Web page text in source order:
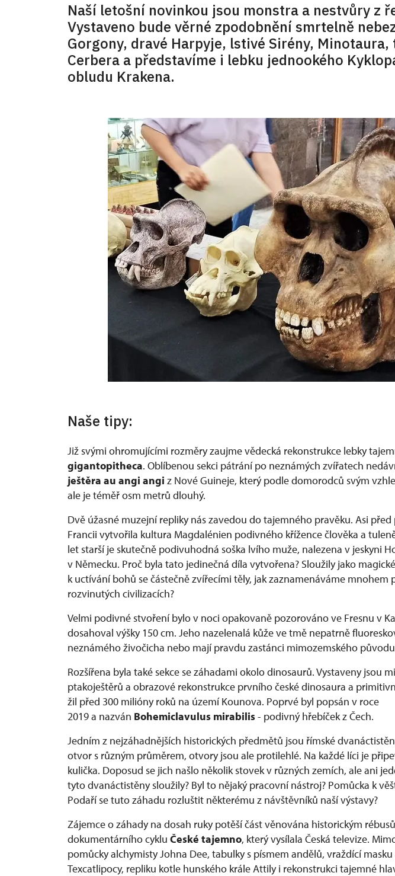
Naší letošní novinkou jsou monstra a nestvůry z
Vystaveno bude věrné zpodobnění smrtelně
Gorgony, dravé Harpyje, lstivé Sirény,
Cerbera a představíme i lebku jednookého
obludu Krakena.
Naše tipy:
Již svými ohromujícími rozměry zaujme vědecká rekonstrukce lebky
gigantopitheca. Oblíbenou sekci pátrání po neznámých zvířatech
ještěra au angi angi z Nové Guineje, který podle domorodců svým
ale je téměř osm metrů dlouhý.
Dvě úžasné muzejní repliky nás zavedou do tajemného pravěku. Asi
Francii vytvořila kultura Magdalénien podivného křížence člověka a
let starší je skutečně podivuhodná soška lvího muže, nalezena v jeskyni
v Německu. Proč byla tato jedinečná díla vytvořena? Sloužily jako
k uctívání bohů se částečně zvířecími těly, jak zaznamenáváme mnohem
rozvinutých civilizacích?
Velmi podivné stvoření bylo v noci opakovaně pozorováno ve Fresnu v
dosahoval výšky 150 cm. Jeho nazelenalá kůže ve tmě nepatrně
neznámého živočicha nebo mají pravdu zastánci mimozemského
Rozšířena byla také sekce se záhadami okolo dinosaurů. Vystaveny jsou
ptakoještěrů a obrazové rekonstrukce prvního české dinosaura a
žil před 300 milióny roků na území Kounova. Poprvé byl popsán v roce
2019 a nazván Bohemiclavulus mirabilis- podivný hřebíček z Čech.
Jedním z nejzáhadnějších historických předmětů jsou římské
otvor s různým průměrem, otvory jsou ale protilehlé. Na každé líci je
kulička. Doposud se jich našlo několik stovek v různých zemích, ale ani
tyto dvanáctistěny sloužily? Byl to nějaký pracovní nástroj? Pomůcka k
Podaří se tuto záhadu rozluštit některému z návštěvníků naší výstavy?
Zájemce o záhady na dosah ruky potěší část věnována historickým
dokumentárního cyklu České tajemno, který vysílala Česká televize.
pomůcky alchymisty Johna Dee, tabulky s písmem andělů, vraždící
Texcatlipocy, repliku kotle hunského krále Attily i rekonstrukci tajemné